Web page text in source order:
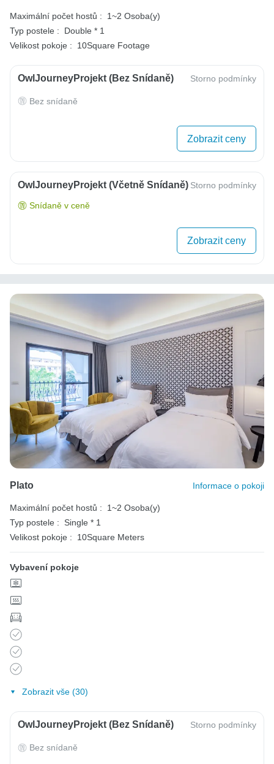
Maximální počet hostů :
1~2 Osoba(y)
Typ postele :
Double * 1
Velikost pokoje :
10Square Footage
OwlJourneyProjekt (bez Snídaně) Storno podmínky
Bez snídaně
Zobrazit ceny
OwlJourneyProjekt (včetně Snídaně) Storno podmínky
Snídaně v ceně
Zobrazit ceny
Plato Informace o pokoji
Maximální počet hostů :
1~2 Osoba(y)
Typ postele :
Single * 1
Velikost pokoje :
10Square Meters
Vybavení pokoje
Zobrazit vše (30)
OwlJourneyProjekt (bez Snídaně) Storno podmínky
Bez snídaně